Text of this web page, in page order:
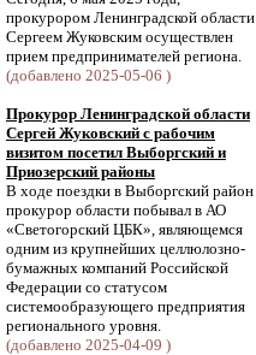
прокурором Ленинградской области
Сергеем Жуковским осуществлен
прием предпринимателей региона.
(добавлено 2025-05-06 )
Прокурор Ленинградской области
Сергей Жуковский с рабочим
визитом посетил Выборгский и
Приозерский районы
В ходе поездки в Выборгский район
прокурор области побывал в АО
«Светогорский ЦБК», являющемся
одним из крупнейших целлюлозно-
бумажных компаний Российской
Федерации со статусом
системообразующего предприятия
регионального уровня.
(добавлено 2025-04-09 )